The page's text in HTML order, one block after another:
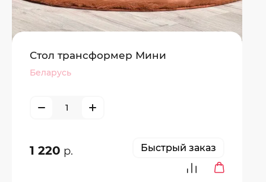
Стол трансформер Мини
Беларусь
1 220 р. Быстрый заказ